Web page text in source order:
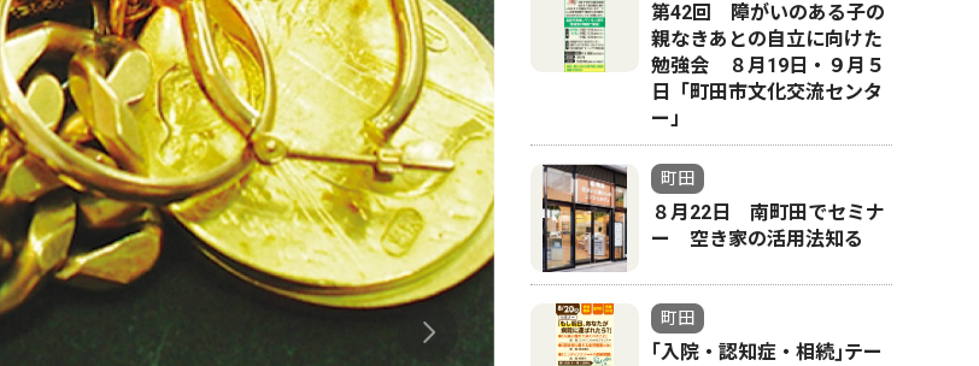
第42回 障がいのある子の
親なきあとの自立に向けた
勉強会 ８月19日・９月５
日「町田市文化交流センタ
ー」
町田
８月22日 南町田でセミナ
ー 空き家の活用法知る
町田
｢入院・認知症・相続｣テー